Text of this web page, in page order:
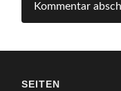
SEITEN